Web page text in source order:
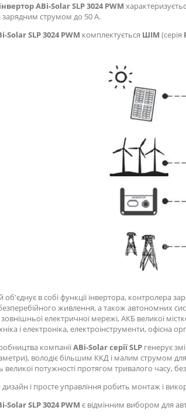
ABi-Solar SLP 3024 PWM
зарядним струмом до 50 А.
Solar SLP 3024 PWM комплектується ШІМ (серія
об'єднує в собі функції інвертора, контролера
живлення, а також автономних
електричної мережі, АКБ великої
і електроніка, електроінструменти, офісна
компаніїABi-Solar серії SLP генерує
володіє більшим ККД і малим струмом
великої потужності протягом тривалого часу,
і просте управління робить монтаж і
Solar SLP 3024 PWM є відмінним вибором для